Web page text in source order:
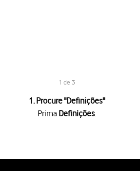
1 de 3
1. Procure "Definições"
Prima Definições.